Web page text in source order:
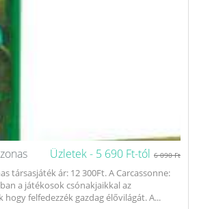
Üzletek - 5 690 Ft-tól 6 090 Ft
társasjáték ár: 12 300Ft. A Carcassonne:
a játékosok csónakjaikkal az
felfedezzék gazdag élővilágát. A...